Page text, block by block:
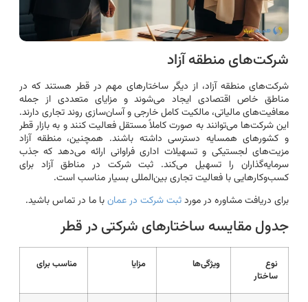
شرکت‌های منطقه آزاد
شرکت‌های منطقه آزاد، از دیگر ساختارهای مهم در قطر هستند که در
مناطق خاص اقتصادی ایجاد می‌شوند و مزایای متعددی از جمله
معافیت‌های مالیاتی، مالکیت کامل خارجی و آسان‌سازی روند تجاری دارند.
این شرکت‌ها می‌توانند به صورت کاملاً مستقل فعالیت کنند و به بازار قطر
و کشورهای همسایه دسترسی داشته باشند. همچنین، منطقه آزاد
مزیت‌های لجستیکی و تسهیلات اداری فراوانی ارائه می‌دهد که جذب
سرمایه‌گذاران را تسهیل می‌کند. ثبت شرکت در مناطق آزاد برای
کسب‌وکارهایی با فعالیت تجاری بین‌المللی بسیار مناسب است.
برای دریافت مشاوره در موردثبت شرکت در عمانبا ما در تماس باشید.
جدول مقایسه ساختارهای شرکتی در قطر
نوع
ساختار
ویژگی‌ها مزایا مناسب برای